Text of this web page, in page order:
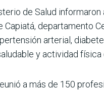
de Salud informaron
Capiatá, depar­tamento
arterial,
y actividad física
a más de 150